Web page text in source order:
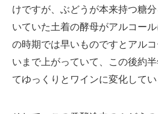
けですが、ぶどうが本来持つ糖
いていた土着の酵母がアルコー
の時期では早いものですとアル
いまで上がっていて、この後約
てゆっくりとワインに変化してい